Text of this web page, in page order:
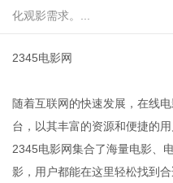
化观影需求。...
2345电影网
随着互联网的快速发展，在线
台，以其丰富的资源和便捷的
2345电影网集合了海量电影、
影，用户都能在这里轻松找到